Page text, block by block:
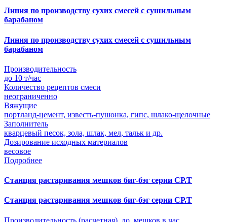
Линия по производству сухих смесей с сушильным
барабаном
Линия по производству сухих смесей с сушильным
барабаном
Производительность
до 10 т/час
Количество рецептов смеси
неограниченно
Вяжущие
портланд-цемент, известь-пушонка, гипс, шлако-щелочные
Заполнитель
кварцевый песок, зола, шлак, мел, тальк и др.
Дозирование исходных материалов
весовое
Подробнее
Станция растаривания мешков биг-бэг серии СР.Т
Станция растаривания мешков биг-бэг серии СР.Т
Производительность (расчетная), до, мешков в час